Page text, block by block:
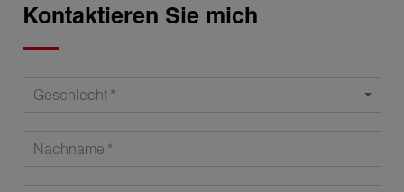
Kontaktieren Sie mich
Geschlecht
Nachname